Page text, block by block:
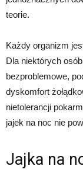
teorie.
Każdy organizm
Dla niektórych
bezproblemowe,
dyskomfort
nietolerancji
jajek na noc nie
Jajka na